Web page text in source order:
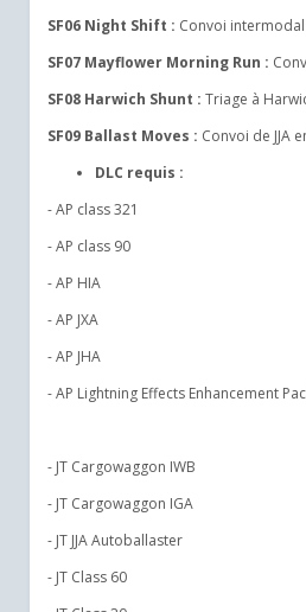
SF06 Night Shift : Convoi
SF07 Mayflower Morning Run :
SF08 Harwich Shunt : Triage à
SF09 Ballast Moves : Convoi de JJA
DLC requis :
- AP class 321
- AP class 90
- AP HIA
- AP JXA
- AP JHA
- AP Lightning Effects Enhancement
- JT Cargowaggon IWB
- JT Cargowaggon IGA
- JT JJA Autoballaster
- JT Class 60